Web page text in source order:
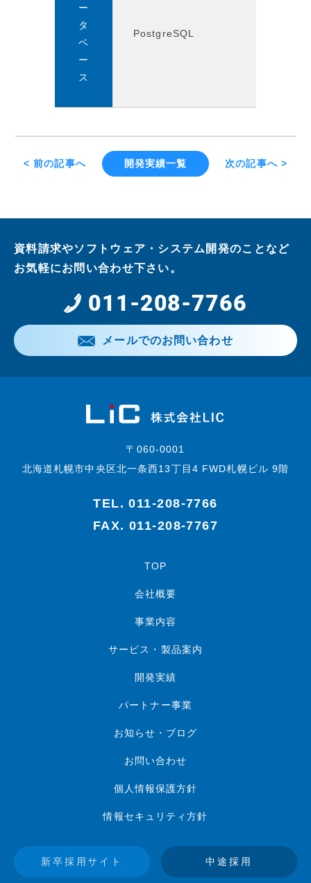
ー
タ
ベ
ー
ス
PostgreSQL
< 前の記事へ 開発実績一覧 次の記事へ >
資料請求やソフトウェア・システム開発のことなど
お気軽にお問い合わせ下さい。
011-208-7766
メールでのお問い合わせ
〒060-0001
北海道札幌市中央区北一条西13丁目4 FWD札幌ビル 9階
TEL.011-208-7766
FAX. 011-208-7767
TOP
会社概要
事業内容
サービス・製品案内
開発実績
パートナー事業
お知らせ・ブログ
お問い合わせ
個人情報保護方針
情報セキュリティ方針
新卒採用サイト 中途採用